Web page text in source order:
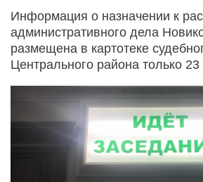
Информация о назначении к
административного дела
размещена в картотеке
Центрального района только 23